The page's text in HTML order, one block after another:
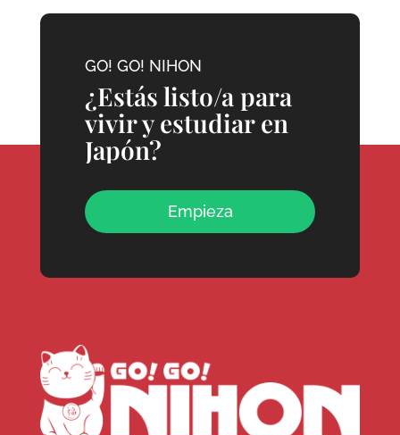
GO! GO! NIHON
¿Estás listo/a para
vivir y estudiar en
Japón?
Empieza